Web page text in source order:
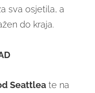
sva osjetila, a
do kraja.
Seattlea te na